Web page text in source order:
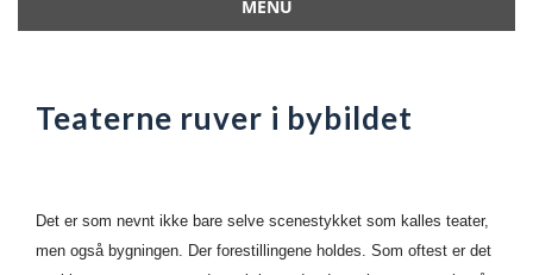
MENU
Teaterne ruver i bybildet
Det er som nevnt ikke bare selve scenestykket som kalles teater,
men også bygningen. Der forestillingene holdes. Som oftest er det